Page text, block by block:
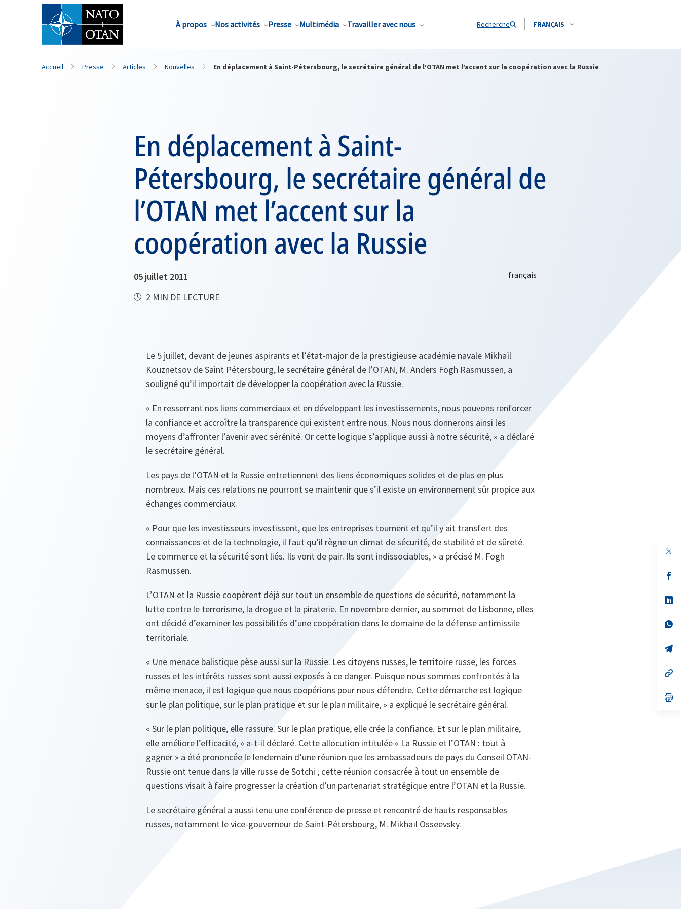
À propos Nos activités Presse Multimédia Travailler avec nous Recherche FRANÇAIS
Nom de famille*
Accueil Presse Articles Nouvelles En déplacement à Saint-Pétersbourg, le secrétaire général de l’OTAN met l’accent sur la coopération avec la Russie
En déplacement à Saint-
Pétersbourg, le secrétaire général de
l’OTAN met l’accent sur la
coopération avec la Russie
05 juillet 2011
2 MIN DE LECTURE
Le 5 juillet, devant de jeunes aspirants et l’état-major de la prestigieuse académie navale Mikhaïl
Kouznetsov de Saint Pétersbourg, le secrétaire général de l’OTAN, M. Anders Fogh Rasmussen, a
souligné qu’il importait de développer la coopération avec la Russie.
« En resserrant nos liens commerciaux et en développant les investissements, nous pouvons renforcer
la confiance et accroître la transparence qui existent entre nous. Nous nous donnerons ainsi les
moyens d’affronter l’avenir avec sérénité. Or cette logique s’applique aussi à notre sécurité, » a déclaré
le secrétaire général.
Les pays de l’OTAN et la Russie entretiennent des liens économiques solides et de plus en plus
nombreux. Mais ces relations ne pourront se maintenir que s’il existe un environnement sûr propice aux
échanges commerciaux.
« Pour que les investisseurs investissent, que les entreprises tournent et qu’il y ait transfert des
connaissances et de la technologie, il faut qu’il règne un climat de sécurité, de stabilité et de sûreté.
Le commerce et la sécurité sont liés. Ils vont de pair. Ils sont indissociables, » a précisé M. Fogh
Rasmussen.
L’OTAN et la Russie coopèrent déjà sur tout un ensemble de questions de sécurité, notamment la
lutte contre le terrorisme, la drogue et la piraterie. En novembre dernier, au sommet de Lisbonne, elles
ont décidé d’examiner les possibilités d’une coopération dans le domaine de la défense antimissile
territoriale.
« Une menace balistique pèse aussi sur la Russie. Les citoyens russes, le territoire russe, les forces
russes et les intérêts russes sont aussi exposés à ce danger. Puisque nous sommes confrontés à la
même menace, il est logique que nous coopérions pour nous défendre. Cette démarche est logique
sur le plan politique, sur le plan pratique et sur le plan militaire, » a expliqué le secrétaire général.
« Sur le plan politique, elle rassure. Sur le plan pratique, elle crée la confiance. Et sur le plan militaire,
elle améliore l’efficacité, » a-t-il déclaré. Cette allocution intitulée « La Russie et l’OTAN : tout à
gagner » a été prononcée le lendemain d’une réunion que les ambassadeurs de pays du Conseil OTAN-
Russie ont tenue dans la ville russe de Sotchi ; cette réunion consacrée à tout un ensemble de
questions visait à faire progresser la création d’un partenariat stratégique entre l’OTAN et la Russie.
Le secrétaire général a aussi tenu une conférence de presse et rencontré de hauts responsables
russes, notamment le vice-gouverneur de Saint-Pétersbourg, M. Mikhaïl Osseevsky.